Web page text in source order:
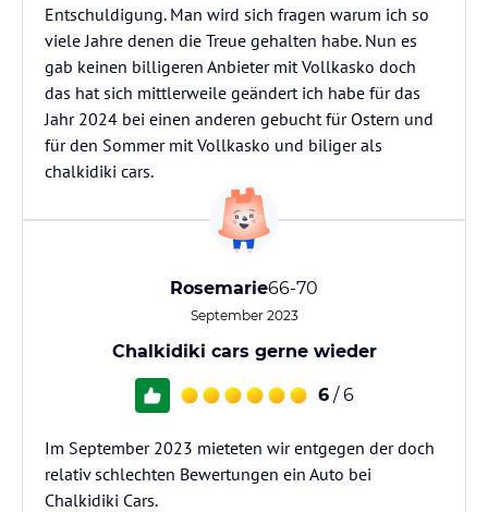
Entschuldigung. Man wird sich fragen warum ich so
viele Jahre denen die Treue gehalten habe. Nun es
gab keinen billigeren Anbieter mit Vollkasko doch
das hat sich mittlerweile geändert ich habe für das
Jahr 2024 bei einen anderen gebucht für Ostern und
für den Sommer mit Vollkasko und biliger als
chalkidiki cars.
Rosemarie66-70
September 2023
Chalkidiki cars gerne wieder
6 / 6
Im September 2023 mieteten wir entgegen der doch
relativ schlechten Bewertungen ein Auto bei
Chalkidiki Cars.